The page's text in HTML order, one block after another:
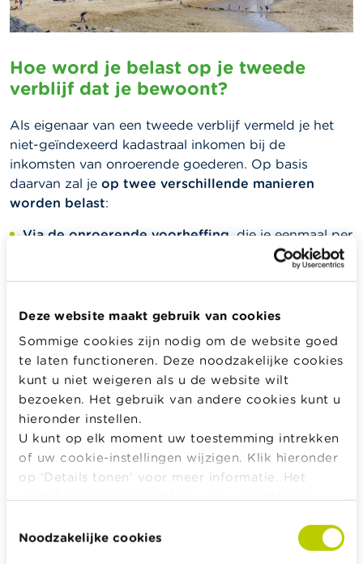
Deze website maakt gebruik van cookies
Sommige cookies zijn nodig om de website goed
te laten functioneren. Deze noodzakelijke cookies
kunt u niet weigeren als u de website wilt
bezoeken. Het gebruik van andere cookies kunt u
hieronder instellen.
U kunt op elk moment uw toestemming intrekken
of uw cookie-instellingen wijzigen. Klik hieronder
op ‘Details tonen’ voor meer informatie. Het
Noodzakelijke cookies
Hoe word je belast op je tweede
verblijf dat je bewoont?
Als eigenaar van een tweede verblijf vermeld je het
niet-geïndexeerd kadastraal inkomen bij de
inkomsten van onroerende goederen. Op basis
daarvan zal je op twee verschillende manieren
worden belast:
Via de onroerende voorheffing , die je eenmaal per
jaar moet betalen. Het te betalen bedrag is een
bepaald percentage van het kadastraal inkomen
verhoogd met de opcentiemen van de gemeente,
Via de betaling van een extra belasting op basis
van je belastingaangifte. Je inkomsten van
onroerende goederen (hier enkel het kadastraal
inkomen) worden bij je andere inkomsten opgeteld
en belast tegen het progressieve tarief, m.a.w. het
tarief van de hoogste schijf (maximumschijf van
50 %).
Voorbeeld: Je bezit een